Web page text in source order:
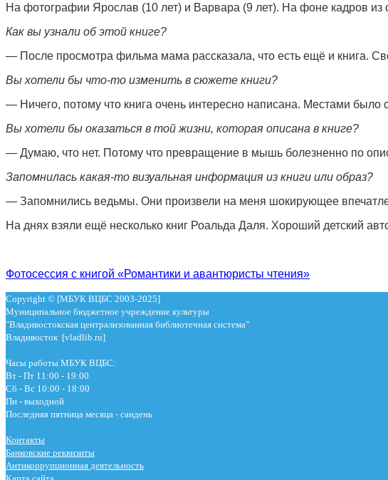
На фотографии Ярослав (10 лет) и Варвара (9 лет). На фоне кадров
Как вы узнали об этой книге?
— После просмотра фильма мама рассказала, что есть ещё и книга.
Вы хотели бы что-то изменить в сюжете книги?
— Ничего, потому что книга очень интересно написана. Местами
Вы хотели бы оказаться в той жизни, которая описана в книге?
— Думаю, что нет. Потому что превращение в мышь болезненно по
Запомнилась какая-то визуальная информация из книги или образ?
— Запомнились ведьмы. Они произвели на меня шокирующее
На днях взяли ещё несколько книг Роальда Даля. Хороший детский
Фотосессия с книгой «Романтики и авантюристы чтения»
Copyright © [МБУК ВЦБС 2003-2025]
Муниципальное бюджетное учреждение культуры
"Владивостокская централизованная библиотечная система"
Владивосток [vladlib.ru]
Часы работы МБУК ВЦБС:
Вт - Пт 11:00 - 19:00
Сб - Вс 10:00 - 18:00
Пн - выходной
Последняя пятница месяца - сандень
Контакты
Банковские реквизиты
Антикоррупционная деятельность